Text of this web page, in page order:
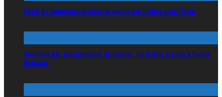
Feira de emprego na área da saúde em Lisboa e no Porto
Sessões de recrutamento da Ryanair no Porto, Lisboa e Ponta
Delgada